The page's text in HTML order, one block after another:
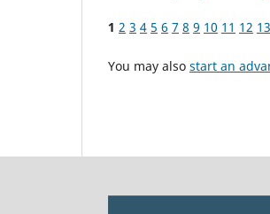
1 2 3 4 5 6 7 8 9 10 11 12 13
You may also start an